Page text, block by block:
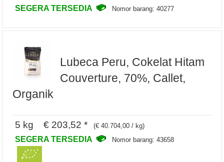
SEGERA TERSEDIA Nomor barang: 40277
Lubeca Peru, Cokelat Hitam
Couverture, 70%, Callet,
Organik
5 kg € 203,52 * (€ 40.704,00 / kg)
SEGERA TERSEDIA Nomor barang: 43658